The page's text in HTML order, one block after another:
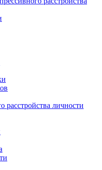
расстройства личности